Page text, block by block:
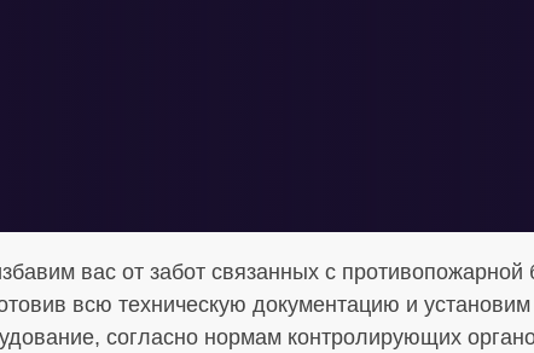
вас от забот связанных с противопожарной
всю техническую документацию и
согласно нормам контролирующих